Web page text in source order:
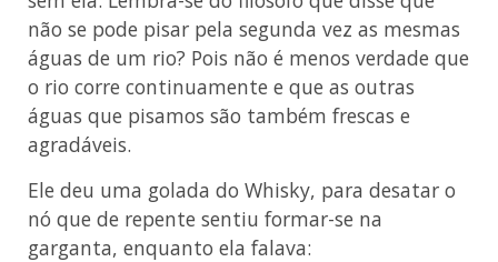
não se pode pisar pela segunda vez as mesmas
águas de um rio? Pois não é menos verdade que
o rio corre continuamente e que as outras
águas que pisamos são também frescas e
agradáveis.
Ele deu uma golada do Whisky, para desatar o
nó que de repente sentiu formar-se na
garganta, enquanto ela falava: